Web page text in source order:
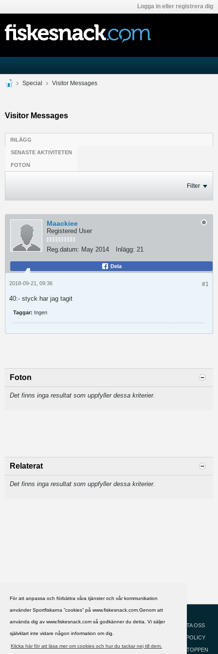
För att anpassa och förbättra våra tjänster och vår kommunikation
använder Sportfiskarna ”cookies” på www.fiskesnack.com.Genom att
använda dig av www.fiskesnack.com så godkänner du detta. Vi säljer
självklart inte vidare någon information om dig.
Klicka här för att läsa mer om cookies och hur du tackar nej till dem.
Logga in eller registrera dig
Special Visitor Messages
Visitor Messages
INLÄGG
SENASTE AKTIVITETEN
FOTON
Filter
Maackiee
Registered User
Reg.datum: May 2014 Inlägg: 21
Dela
#1
2018-09-21, 09:36
40:- styck har jag tagit
Taggar: Ingen
Foton
Det finns inga resultat som uppfyller dessa kriterier.
Relaterat
Det finns inga resultat som uppfyller dessa kriterier.
HJÄLP
KONTAKTA OSS
COOKIEPOLICY
GÅ TILL TOPPEN